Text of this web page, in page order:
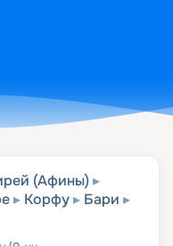
(Афины)
Корфу
Бари